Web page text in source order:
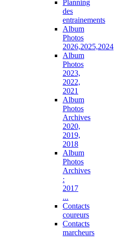
Planning
des
entrainements
Album
Photos
2026,2025,2024
Album
Photos
2023,
2022,
2021
Album
Photos
Archives
2020,
2019,
2018
Album
Photos
Archives
:
2017
...
Contacts
coureurs
Contacts
marcheurs